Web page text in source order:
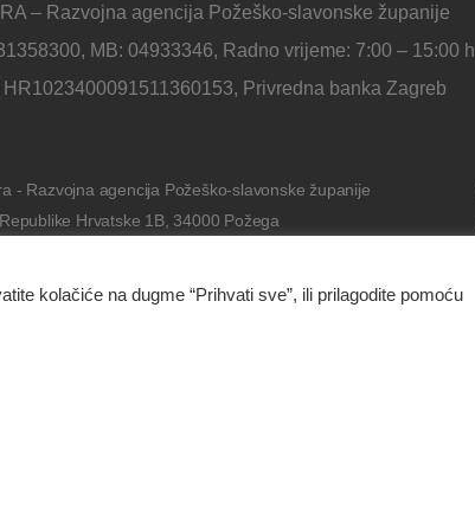
– Razvojna agencija Požeško-slavonske županije
MB: 04933346, Radno vrijeme: 7:00 – 15:00 h
HR1023400091511360153, Privredna banka Zagreb
- Razvojna agencija Požeško-slavonske županije
Hrvatske 1B, 34000 Požega
kolačiće na dugme “Prihvati sve”, ili prilagodite pomoću